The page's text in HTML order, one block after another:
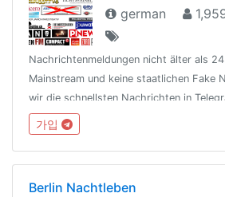
german
Nachrichtenmeldungen nicht älter als 24
Mainstream und keine staatlichen Fake
wir die schnellsten Nachrichten in
zugelassene Infoquellen
beachten:https://telegra.ph/Alternative-
가입
Berlin Nachtleben